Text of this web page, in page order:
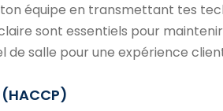
équipe en transmettant tes
sont essentiels pour
de salle pour une expérience